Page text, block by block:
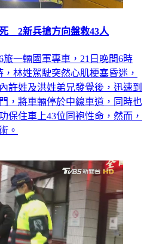
2新兵搶方向盤救43人
一輛國軍專車，21日晚間6時
林姓駕駛突然心肌梗塞昏迷，
許姓及洪姓弟兄發覺後，迅速到
，將車輛停於中線車道，同時也
保住車上43位同袍性命，然而，
。